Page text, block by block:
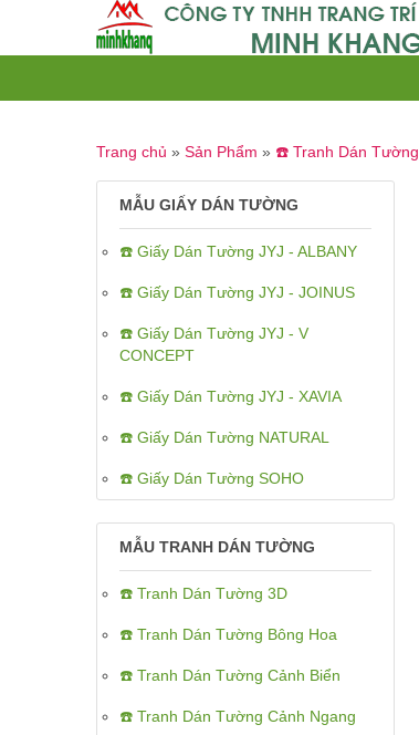
Trang chủ » Sản Phẩm » ☎️ Tranh Dán Tường
MẪU GIẤY DÁN TƯỜNG
☎️ Giấy Dán Tường JYJ - ALBANY
☎️ Giấy Dán Tường JYJ - JOINUS
☎️ Giấy Dán Tường JYJ - V
CONCEPT
☎️ Giấy Dán Tường JYJ - XAVIA
☎️ Giấy Dán Tường NATURAL
☎️ Giấy Dán Tường SOHO
MẪU TRANH DÁN TƯỜNG
☎️ Tranh Dán Tường 3D
☎️ Tranh Dán Tường Bông Hoa
☎️ Tranh Dán Tường Cảnh Biển
☎️ Tranh Dán Tường Cảnh Ngang